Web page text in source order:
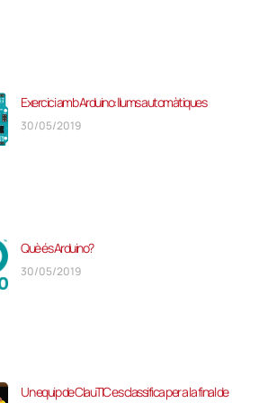
Exercici amb Arduino: llums automàtiques
30/05/2019
Què és Arduino?
30/05/2019
Un equip de ClauTIC es classifica per a la final de